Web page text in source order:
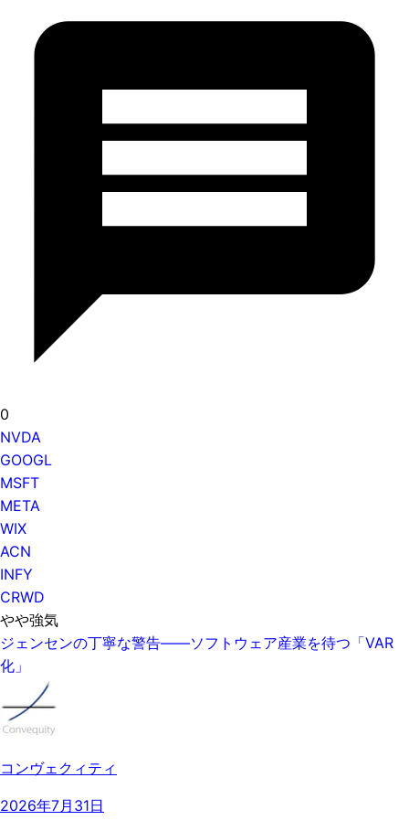
0
NVDA
GOOGL
MSFT
META
WIX
ACN
INFY
CRWD
やや強気
ジェンセンの丁寧な警告——ソフトウェア産業を待つ「VAR
化」
コンヴェクィティ
2026年7月31日